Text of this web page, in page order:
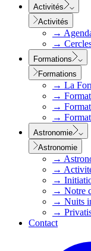
Activités
Activités
→
→
Formations
Formations
→ La
→
→
→
Astronomie
Astronomie
→
→
→
→ Notre
→ Nuits
→
Contact